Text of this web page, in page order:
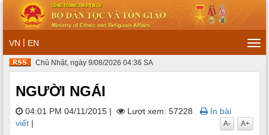
VN | EN
Chủ Nhật, ngày 9/08/2026 04:36 SA
NGƯỜI NGÁI
04:01 PM 04/11/2015 | Lượt xem: 57228
In bài
viết | A+
A-